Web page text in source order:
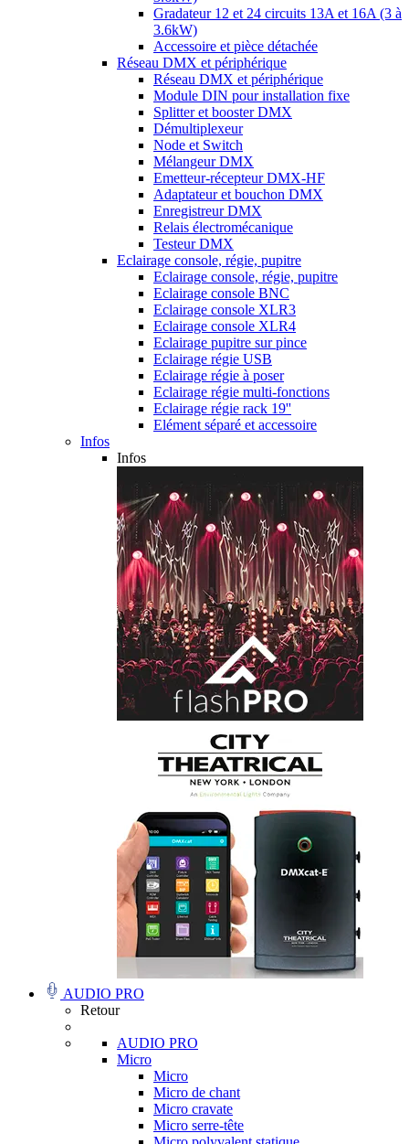
Gradateur 12 et 24 circuits 13A et 16A (3 à
3.6kW)
Accessoire et pièce détachée
Réseau DMX et périphérique
Réseau DMX et périphérique
Module DIN pour installation fixe
Splitter et booster DMX
Démultiplexeur
Node et Switch
Mélangeur DMX
Emetteur-récepteur DMX-HF
Adaptateur et bouchon DMX
Enregistreur DMX
Relais électromécanique
Testeur DMX
Eclairage console, régie, pupitre
Eclairage console, régie, pupitre
Eclairage console BNC
Eclairage console XLR3
Eclairage console XLR4
Eclairage pupitre sur pince
Eclairage régie USB
Eclairage régie à poser
Eclairage régie multi-fonctions
Eclairage régie rack 19''
Elément séparé et accessoire
Infos
Infos
AUDIO PRO
Retour
AUDIO PRO
Micro
Micro
Micro de chant
Micro cravate
Micro serre-tête